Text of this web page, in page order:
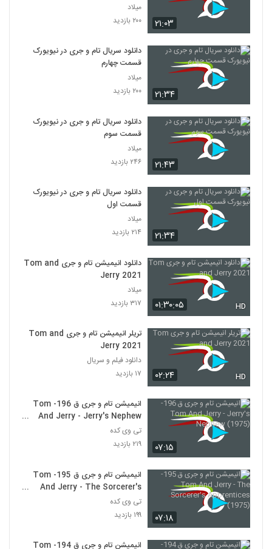
۲۱:۰۳
میلاد
۲۰۰ بازدید
۲۱:۳۴
دانلود سریال تام و جری در نیویورک
قسمت چهارم
میلاد
۲۰۰ بازدید
۲۱:۴۳
دانلود سریال تام و جری در نیویورک
قسمت سوم
میلاد
۲۴۶ بازدید
۲۱:۳۴
دانلود سریال تام و جری در نیویورک
قسمت اول
میلاد
۲۱۴ بازدید
۰۱:۳۰:۰۵ HD
دانلود انیمیشن تام و جری Tom and
Jerry 2021
میلاد
۳۱۷ بازدید
۰۲:۲۴ HD
تریلر انیمیشن تام و جری Tom and
Jerry 2021
دانلود فیلم و سریال
۱۷ بازدید
۰۷:۱۵
انیمیشن تام و جری ق 196- Tom
And Jerry - Jerry's Nephew
(1975)
تی وی کده
۲۱۹ بازدید
۰۷:۱۸
انیمیشن تام و جری ق 195- Tom
And Jerry - The Sorcerer's
Apprentices (1975)
تی وی کده
۱۹۹ بازدید
انیمیشن تام و جری ق 194- Tom